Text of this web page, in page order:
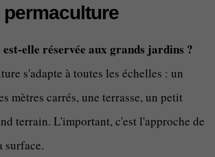
permaculture
elle réservée aux grands jardins ?
s'adapte à toutes les échelles : un
mètres carrés, une terrasse, un petit
terrain. L'important, c'est l'approche de
surface.